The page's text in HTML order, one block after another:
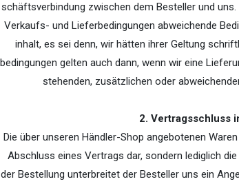
schäftsverbindung zwischen dem Besteller und
Verkaufs- und Lieferbedingungen abweichende
inhalt, es sei denn, wir hätten ihrer Geltung
bedingungen gelten auch dann, wenn wir eine
stehenden, zusätzlichen oder
2. Vertragsschluss
Die über unseren Händler-Shop angebotenen
Abschluss eines Vertrags dar, sondern lediglich
der Bestellung unterbreitet der Besteller uns ein